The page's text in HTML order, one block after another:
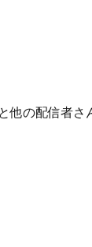
の配信者さ